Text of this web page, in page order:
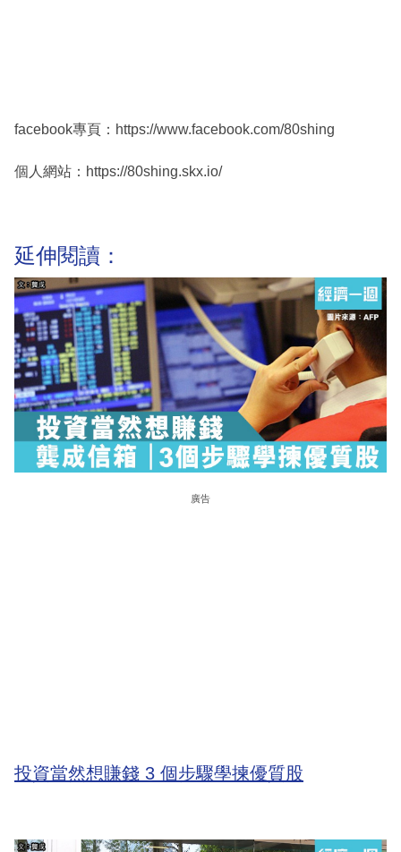
facebook專頁：https://www.facebook.com/80shing
個人網站：https://80shing.skx.io/
延伸閱讀：
廣告
投資當然想賺錢 3 個步驟學揀優質股